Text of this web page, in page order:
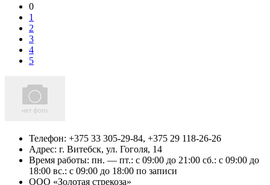
0
1
2
3
4
5
Телефон: +375 33 305-29-84, +375 29 118-26-26
Адрес: г. Витебск, ул. Гоголя, 14
Время работы: пн. — пт.: c 09:00 до 21:00 сб.: c 09:00 до
18:00 вс.: c 09:00 до 18:00 по записи
ООО «Золотая стрекоза»